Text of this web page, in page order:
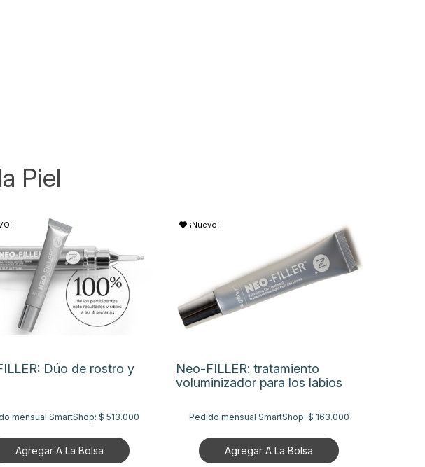
Piel
Dúo de rostro y
mensual SmartShop: $ 513.000
Agregar A La Bolsa
¡Nuevo!
Neo-FILLER: tratamiento
voluminizador para los labios
Pedido mensual SmartShop: $ 163.000
Agregar A La Bolsa